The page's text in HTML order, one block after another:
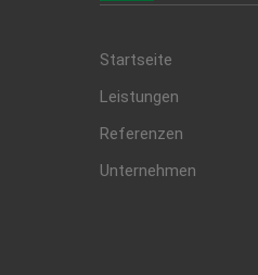
Startseite
Leistungen
Referenzen
Unternehmen